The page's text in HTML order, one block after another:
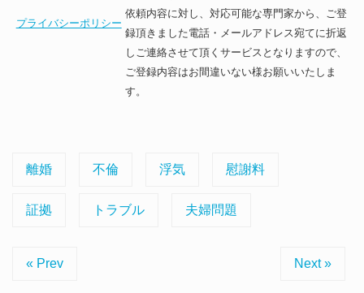
プライバシーポリシー
依頼内容に対し、対応可能な専門家から、ご登
録頂きました電話・メールアドレス宛てに折返
しご連絡させて頂くサービスとなりますので、
ご登録内容はお間違いない様お願いいたしま
す。
離婚 不倫 浮気 慰謝料
証拠 トラブル 夫婦問題
« Prev Next »